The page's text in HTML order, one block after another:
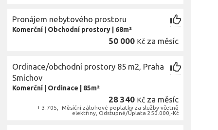
Pronájem nebytového prostoru
Komerční Obchodní prostory 68m²
50 000 Kč za měsíc
Ordinace/obchodní prostory 85 m2, Praha
Smíchov
Komerční Ordinace 85m²
28 340 Kč za měsíc
+ 3.705,- Měsíční zálohové poplatky za služby včetně
elektřiny, Odstupné/Úplata 250.000,-Kč